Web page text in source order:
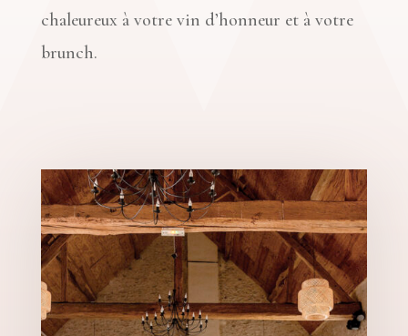
chaleureux à votre vin d’honneur et à votre
brunch.